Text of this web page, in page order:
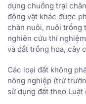
dựng chuồng trại
động vật khác được
chăn nuôi, nuôi trồng
nghiên cứu thí
và đất trồng hoa, cây
Các loại đất không
nông nghiệp (trừ
sử dụng đất theo Luật